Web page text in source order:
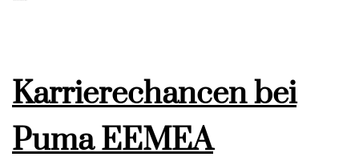
Karrierechancen bei
Puma EEMEA